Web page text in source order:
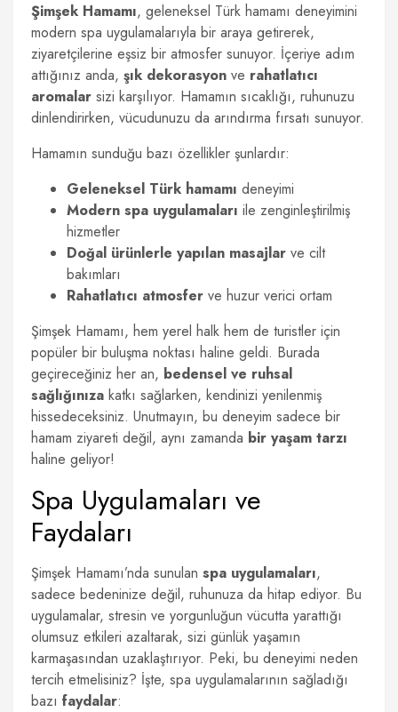
Şimşek Hamamı, geleneksel Türk hamamı deneyimini
modern spa uygulamalarıyla bir araya getirerek,
ziyaretçilerine eşsiz bir atmosfer sunuyor. İçeriye adım
attığınız anda, şık dekorasyon ve rahatlatıcı
aromalar sizi karşılıyor. Hamamın sıcaklığı, ruhunuzu
dinlendirirken, vücudunuzu da arındırma fırsatı sunuyor.
Hamamın sunduğu bazı özellikler şunlardır:
Geleneksel Türk hamamı deneyimi
Modern spa uygulamaları ile zenginleştirilmiş
hizmetler
Doğal ürünlerle yapılan masajlar ve cilt
bakımları
Rahatlatıcı atmosfer ve huzur verici ortam
Şimşek Hamamı, hem yerel halk hem de turistler için
popüler bir buluşma noktası haline geldi. Burada
geçireceğiniz her an, bedensel ve ruhsal
sağlığınıza katkı sağlarken, kendinizi yenilenmiş
hissedeceksiniz. Unutmayın, bu deneyim sadece bir
hamam ziyareti değil, aynı zamanda bir yaşam tarzı
haline geliyor!
Spa Uygulamaları ve
Faydaları
Şimşek Hamamı’nda sunulan spa uygulamaları,
sadece bedeninize değil, ruhunuza da hitap ediyor. Bu
uygulamalar, stresin ve yorgunluğun vücutta yarattığı
olumsuz etkileri azaltarak, sizi günlük yaşamın
karmaşasından uzaklaştırıyor. Peki, bu deneyimi neden
tercih etmelisiniz? İşte, spa uygulamalarının sağladığı
bazı faydalar: